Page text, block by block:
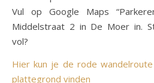
Vul op Google Maps
Middelstraat 2 in De Moer in.
vol?
Hier kun je de rode
plattegrond vinden